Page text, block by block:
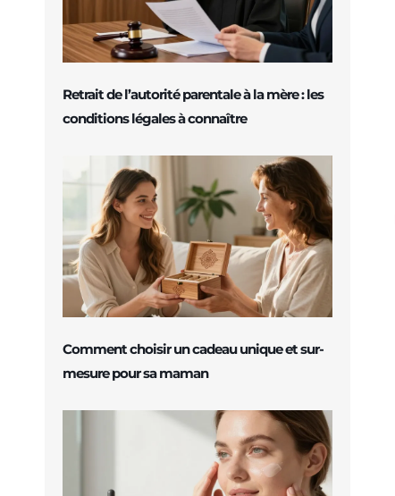
Retrait de l’autorité parentale à la mère : les
conditions légales à connaître
Comment choisir un cadeau unique et sur-
mesure pour sa maman